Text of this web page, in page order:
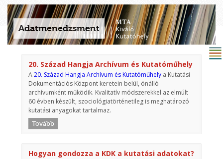
Adatmenedzsment
20. Század Hangja Archívum és Kutatóműhely
A20. Század Hangja Archívum és Kutatóműhelya Kutatási
Dokumentációs Központ keretein belül, önálló
archívumként működik. Kvalitatív módszerekkel az elmúlt
60 évben készült, szociológiatörténetileg is meghatározó
kutatási anyagokat tartalmaz.
Tovább
Hogyan gondozza a KDK a kutatási adatokat?